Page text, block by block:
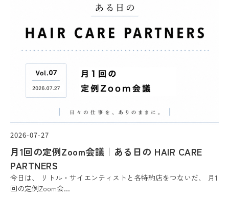
2026-07-27
月1回の定例Zoom会議｜ある日の HAIR CARE
PARTNERS
今日は、 リトル・サイエンティストと各特約店をつないだ、 月1
回の定例Zoom会...